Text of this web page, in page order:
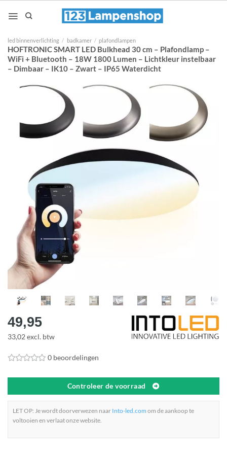
naar
led binnenverlichting / badkamer / plafondlampen
HOFTRONIC SMART LED Bulkhead 30 cm – Plafondlamp –
WiFi + Bluetooth – 18W 1800 Lumen – Lichtkleur instelbaar
– Dimbaar – IK10 – Zwart – IP65 Waterdicht
49,95
33,02 excl. btw
0 beoordelingen
Controleer de voorraad
LET OP: Je wordt doorverwezen naar Into-led.com om de aankoop te
voltooien en verlaat onze website.